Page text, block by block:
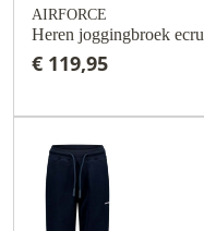
AIRFORCE
Heren joggingbroek ecru
€ 119,95